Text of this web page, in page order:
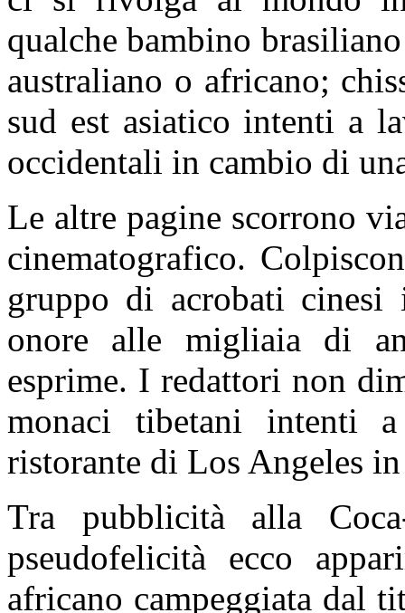
qualche bambino
australiano o africano;
sud est asiatico intenti a
occidentali in cambio di
Le altre pagine scorrono
cinematografico.
gruppo di acrobati cinesi
onore alle migliaia di
esprime. I redattori non
monaci tibetani intenti
ristorante di Los Angeles
Tra pubblicità alla
pseudofelicità ecco
africano campeggiata dal